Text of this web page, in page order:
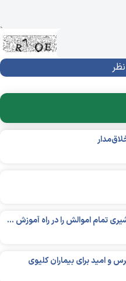
۱۴۰ میلیارد تومان وقف؛ نیکوکار عجب‌شیری تمام اموالش را در راه آموزش بخشید
و امید برای بیماران کلیوی